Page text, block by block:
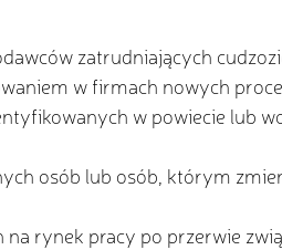
zatrudniających
w firmach nowych
w powiecie lub
osób lub osób, którym
rynek pracy po przerwie